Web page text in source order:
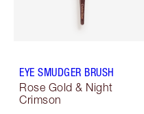
EYE SMUDGER BRUSH
Rose Gold & Night
Crimson